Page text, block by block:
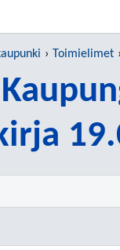
Toimielimet